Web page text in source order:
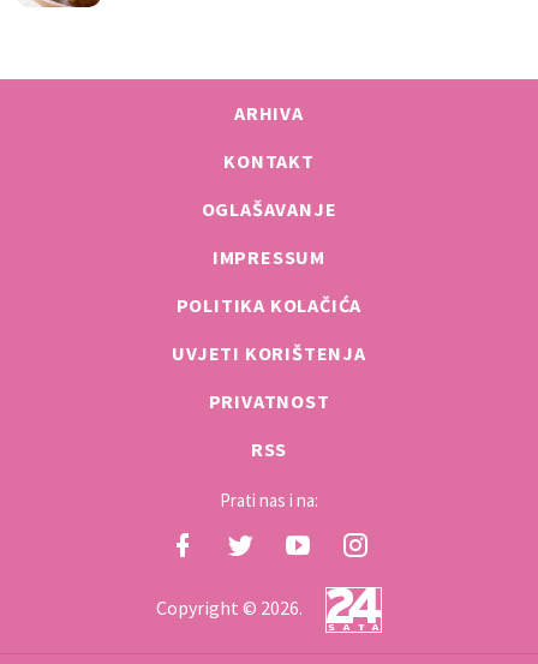
ARHIVA
KONTAKT
OGLAŠAVANJE
IMPRESSUM
POLITIKA KOLAČIĆA
UVJETI KORIŠTENJA
PRIVATNOST
RSS
Prati nas i na:
Copyright © 2026.